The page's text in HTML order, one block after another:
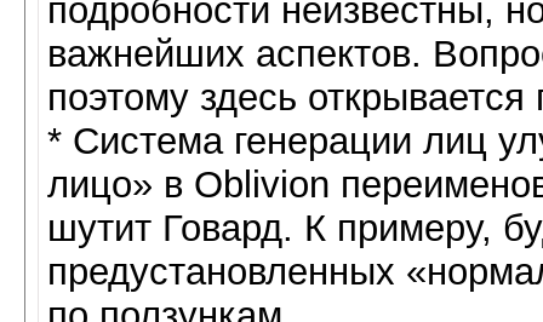
подробности неизвестны,
важнейших аспектов.
поэтому здесь
* Система генерации лиц
лицо» в Oblivion
шутит Говард. К примеру,
предустановленных